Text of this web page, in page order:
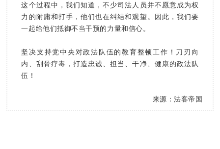
这个过程中，我们知道，不少司法人员并不愿意成为权
力的附庸和打手，他们也在纠结和观望。因此，我们要
一起给他们抵御不当干预的力量和信心。
坚决支持党中央对政法队伍的教育整顿工作！刀刃向
内、刮骨疗毒，打造忠诚、担当、干净、健康的政法队
伍！
来源：法客帝国